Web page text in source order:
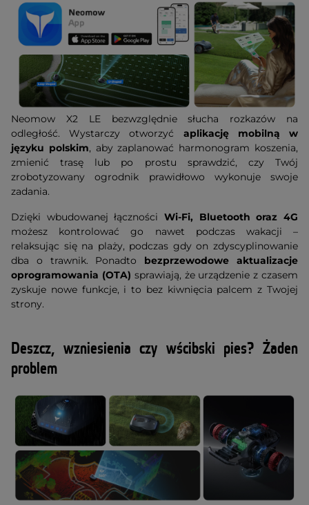
Neomow X2 LE bezwzględnie słucha rozkazów na
odległość. Wystarczy otworzyć aplikację mobilną w
języku polskim, aby zaplanować harmonogram koszenia,
zmienić trasę lub po prostu sprawdzić, czy Twój
zrobotyzowany ogrodnik prawidłowo wykonuje swoje
zadania.
Dzięki wbudowanej łączności Wi-Fi, Bluetooth oraz 4G
możesz kontrolować go nawet podczas wakacji –
relaksując się na plaży, podczas gdy on zdyscyplinowanie
dba o trawnik. Ponadto bezprzewodowe aktualizacje
oprogramowania (OTA) sprawiają, że urządzenie z czasem
zyskuje nowe funkcje, i to bez kiwnięcia palcem z Twojej
strony.
Deszcz, wzniesienia czy wścibski pies? Żaden
problem